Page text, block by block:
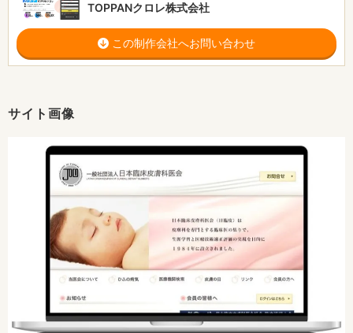
サイト画像
TOPPANクロレ株式会社
この制作会社へお問い合わせ